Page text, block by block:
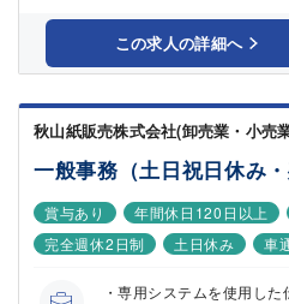
この求人の詳細へ
秋山紙販売株式会社(卸売業・小売
一般事務（土日祝日休み・
賞与あり
年間休日120日以上
完全週休2日制
土日休み 車
・専用システムを使用し